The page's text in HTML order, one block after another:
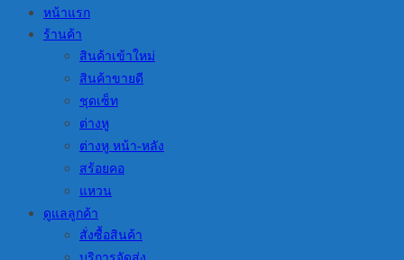
หน้าแรก
ร้านค้า
สินค้าเข้าใหม่
สินค้าขายดี
ชุดเซ็ท
ต่างหู
ต่างหู หน้า-หลัง
สร้อยคอ
แหวน
ดูแลลูกค้า
สั่งซื้อสินค้า